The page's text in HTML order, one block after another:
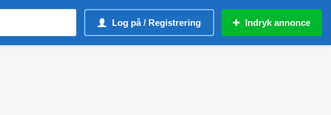
Log på / Registrering Indryk annonce